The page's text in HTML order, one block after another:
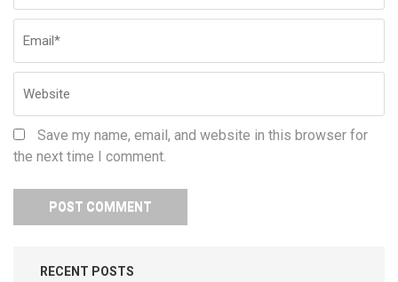
Save my name, email, and website in this browser for
the next time I comment.
RECENT POSTS